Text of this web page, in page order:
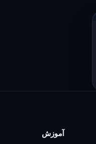
آموزش